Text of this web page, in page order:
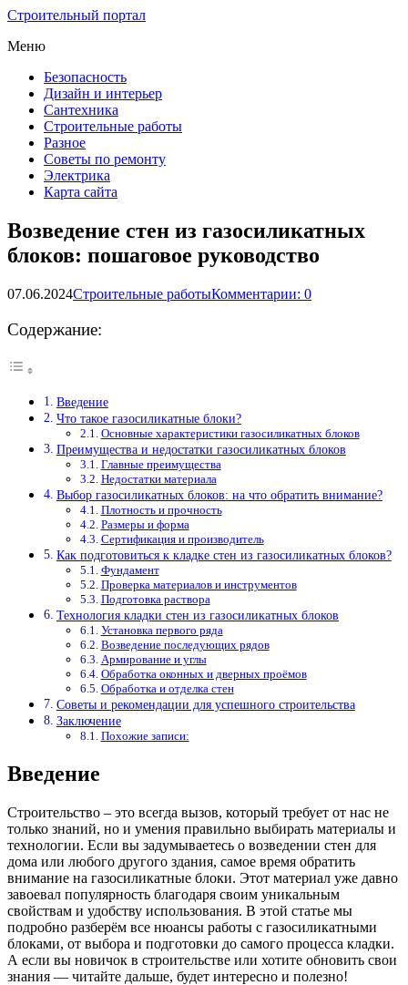
Строительный портал
Меню
Безопасность
Дизайн и интерьер
Сантехника
Строительные работы
Разное
Советы по ремонту
Электрика
Карта сайта
Возведение стен из газосиликатных
блоков: пошаговое руководство
07.06.2024Строительные работыКомментарии: 0
Содержание:
Введение
Что такое газосиликатные блоки?
Основные характеристики газосиликатных блоков
Преимущества и недостатки газосиликатных блоков
Главные преимущества
Недостатки материала
Выбор газосиликатных блоков: на что обратить внимание?
Плотность и прочность
Размеры и форма
Сертификация и производитель
Как подготовиться к кладке стен из газосиликатных блоков?
Фундамент
Проверка материалов и инструментов
Подготовка раствора
Технология кладки стен из газосиликатных блоков
Установка первого ряда
Возведение последующих рядов
Армирование и углы
Обработка оконных и дверных проёмов
Обработка и отделка стен
Советы и рекомендации для успешного строительства
Заключение
Похожие записи:
Введение
Строительство – это всегда вызов, который требует от нас не
только знаний, но и умения правильно выбирать материалы и
технологии. Если вы задумываетесь о возведении стен для
дома или любого другого здания, самое время обратить
внимание на газосиликатные блоки. Этот материал уже давно
завоевал популярность благодаря своим уникальным
свойствам и удобству использования. В этой статье мы
подробно разберём все нюансы работы с газосиликатными
блоками, от выбора и подготовки до самого процесса кладки.
А если вы новичок в строительстве или хотите обновить свои
знания — читайте дальше, будет интересно и полезно!